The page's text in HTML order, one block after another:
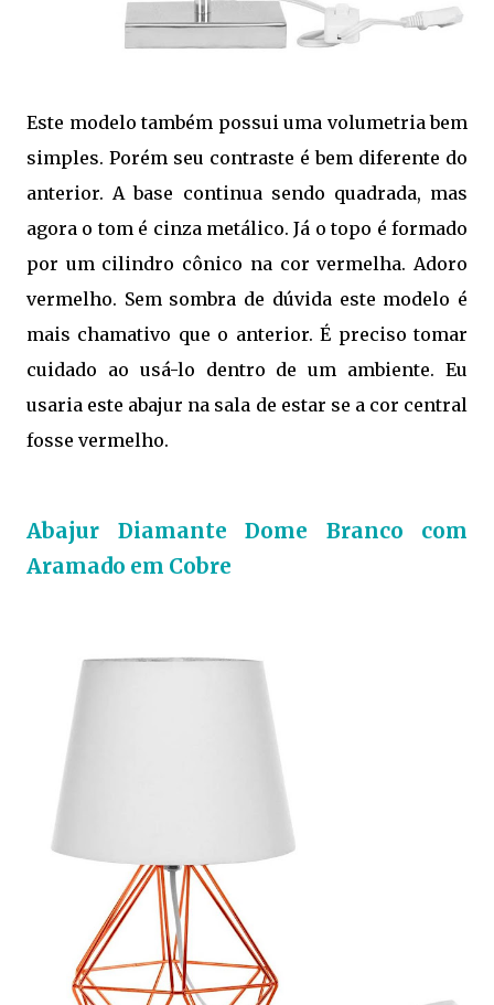
Este modelo também possui uma volumetria bem
simples. Porém seu contraste é bem diferente do
anterior. A base continua sendo quadrada, mas
agora o tom é cinza metálico. Já o topo é formado
por um cilindro cônico na cor vermelha. Adoro
vermelho. Sem sombra de dúvida este modelo é
mais chamativo que o anterior. É preciso tomar
cuidado ao usá-lo dentro de um ambiente. Eu
usaria este abajur na sala de estar se a cor central
fosse vermelho.
Abajur Diamante Dome Branco com
Aramado em Cobre